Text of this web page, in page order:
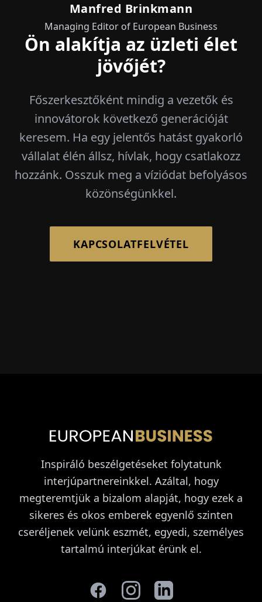
Manfred Brinkmann
Managing Editor of European Business
Ön alakítja az üzleti élet
jövőjét?
Főszerkesztőként mindig a vezetők és
innovátorok következő generációját
keresem. Ha egy jelentős hatást gyakorló
vállalat élén állsz, hívlak, hogy csatlakozz
hozzánk. Osszuk meg a víziódat befolyásos
közönségünkkel.
KAPCSOLATFELVÉTEL
Inspiráló beszélgetéseket folytatunk
interjúpartnereinkkel. Azáltal, hogy
megteremtjük a bizalom alapját, hogy ezek a
sikeres és okos emberek egyenlő szinten
cseréljenek velünk eszmét, egyedi, személyes
tartalmú interjúkat érünk el.